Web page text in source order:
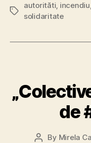
Tags
autorităti, incendiu,
solidaritate
de
Post
By Mirela